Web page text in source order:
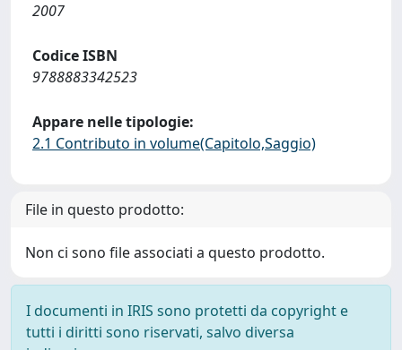
2007
Codice ISBN
9788883342523
Appare nelle tipologie:
2.1 Contributo in volume(Capitolo,Saggio)
File in questo prodotto:
Non ci sono file associati a questo prodotto.
I documenti in IRIS sono protetti da copyright e
tutti i diritti sono riservati, salvo diversa